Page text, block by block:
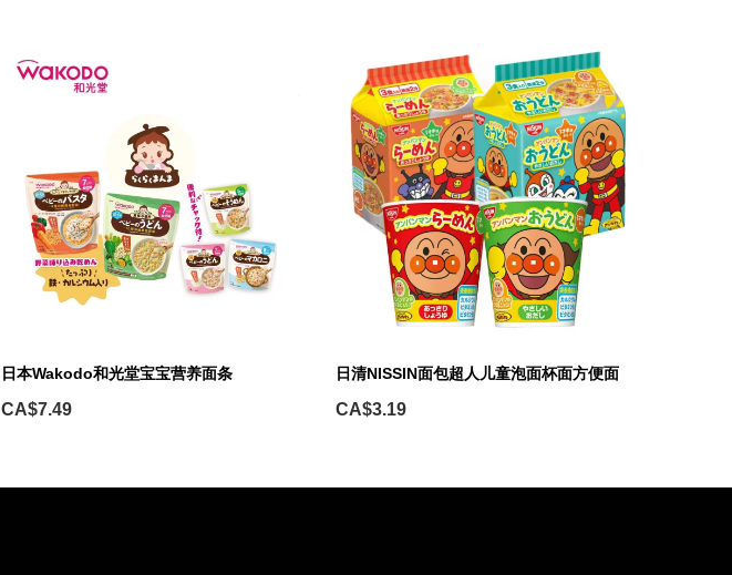
日本Wakodo和光堂宝宝营养面条
CA$7.49
日清NISSIN面包超人儿童泡面杯面方便面
CA$3.19